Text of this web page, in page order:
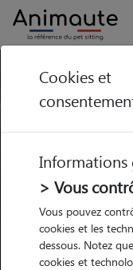
Trouvez
Garde
chez le Pet
Garde
chez le Pet
Cookies et
Informations
> Vous
Vous pouvez
cookies et les
dessous. Notez
cookies et